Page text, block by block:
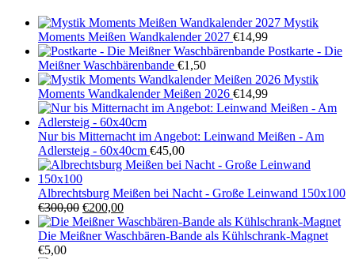
Mystik
Moments Meißen Wandkalender 2027 €14,99
Postkarte - Die
Meißner Waschbärenbande €1,50
Mystik
Moments Wandkalender Meißen 2026 €14,99
Nur bis Mitternacht im Angebot: Leinwand Meißen - Am
Adlersteig - 60x40cm €45,00
Albrechtsburg Meißen bei Nacht - Große Leinwand 150x100
€300,00 Ursprünglicher
Preis
war:
€200,00Aktueller
Preis
ist:
Die Meißner Waschbären-Bande als Kühlschrank-Magnet
€5,00